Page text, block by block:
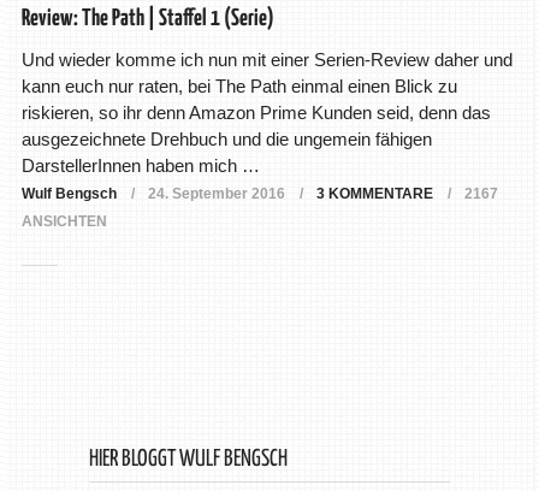
Review: The Path | Staffel 1 (Serie)
Und wieder komme ich nun mit einer Serien-Review daher und
kann euch nur raten, bei The Path einmal einen Blick zu
riskieren, so ihr denn Amazon Prime Kunden seid, denn das
ausgezeichnete Drehbuch und die ungemein fähigen
DarstellerInnen haben mich …
Wulf Bengsch 24. September 2016 3 KOMMENTARE
2167
ANSICHTEN
HIER BLOGGT WULF BENGSCH